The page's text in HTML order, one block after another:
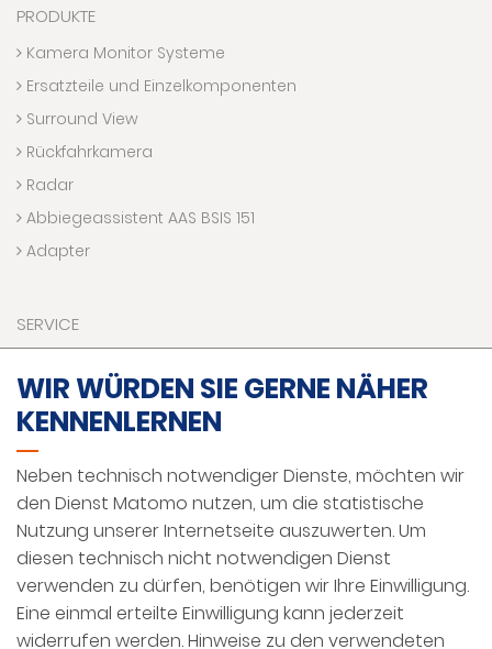
PRODUKTE
Kamera Monitor Systeme
Ersatzteile und Einzelkomponenten
Surround View
Rückfahrkamera
Radar
Abbiegeassistent AAS BSIS 151
Adapter
SERVICE
Kontaktaufnahme
Technik Hotline
VR Welt
Förderprogramme
IMPRESSUM
DATENSCHUTZ
WIR WÜRDEN SIE GERNE NÄHER
KENNENLERNEN
Neben technisch notwendiger Dienste, möchten wir
den Dienst Matomo nutzen, um die statistische
Nutzung unserer Internetseite auszuwerten. Um
diesen technisch nicht notwendigen Dienst
verwenden zu dürfen, benötigen wir Ihre Einwilligung.
Eine einmal erteilte Einwilligung kann jederzeit
widerrufen werden. Hinweise zu den verwendeten